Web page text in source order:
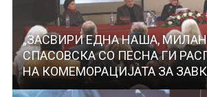
„ЗАСВИРИ ЕДНА НАША,
СПАСОВСКА СО ПЕСНА ГИ
НА КОМЕМОРАЦИЈАТА ЗА